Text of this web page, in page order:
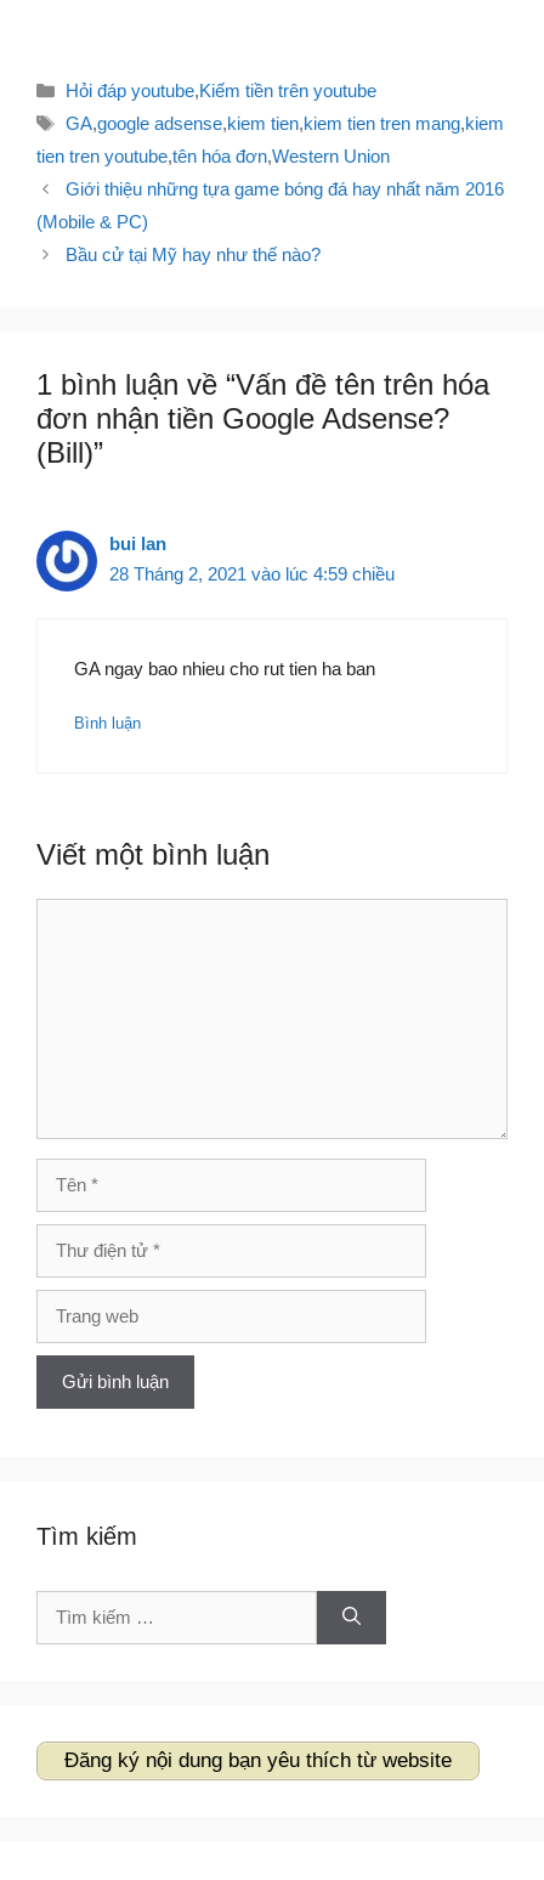
Hướng dẫn đặt mật khẩu cho trang
Google Plus (update 14/09/2016)
trang, kênh youtube khi không
nhận được email
Google Adsense sau khi PIP thì
bao lâu sẽ PI?
Danh
mục
Hỏi đáp youtube,Kiếm tiền trên youtube
Thẻ
GA,google adsense,kiem tien,kiem tien tren mang,kiem
tien tren youtube,tên hóa đơn,Western Union
Điều
hướng
bài
viết
Giới thiệu những tựa game bóng đá hay nhất năm 2016
(Mobile & PC)
Bầu cử tại Mỹ hay như thế nào?
1 bình luận về “Vấn đề tên trên hóa
đơn nhận tiền Google Adsense?
(Bill)”
bui lan
28 Tháng 2, 2021 vào lúc 4:59 chiều
GA ngay bao nhieu cho rut tien ha ban
Bình luận
Viết một bình luận
điện
tử
web
Tìm kiếm
Đăng ký nội dung bạn yêu thích từ website